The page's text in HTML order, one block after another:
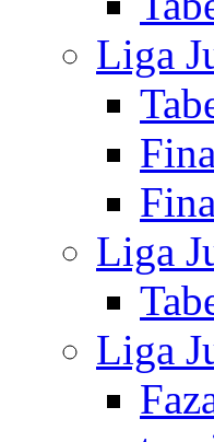
Liga
Liga
Liga